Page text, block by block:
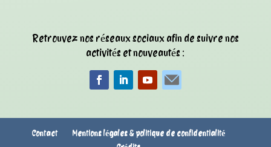
Retrouvez nos réseaux sociaux afin de suivre nos
activités et nouveautés :
Contact
Mentions légales & politique de confidentialité